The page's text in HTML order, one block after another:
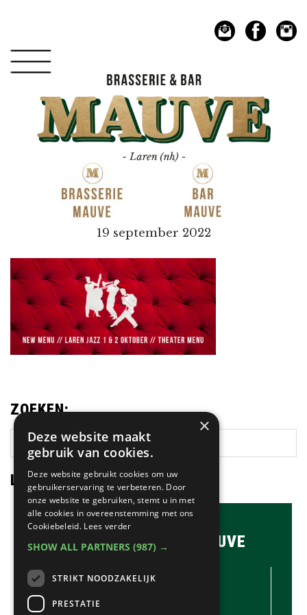
hoofdnavigatie
hoofd
inhoud
Mauve
19 september 2022
ZOEKEN:
Zoek
op
deze
website
LAATSTE NIEUWS:
BRASSERIE & BAR MAUVE
CONTACTGEGEVENS //
×
Deze website maakt
gebruik van cookies.
Deze website gebruikt cookies om uw
gebruikerservaring te verbeteren. Door
onze website te gebruiken, stemt u in met
alle cookies in overeenstemming met ons
Cookiebeleid. Lees verder
SHOW ALL PARTNERS (987) →
STRIKT NOODZAKELIJK
PRESTATIE